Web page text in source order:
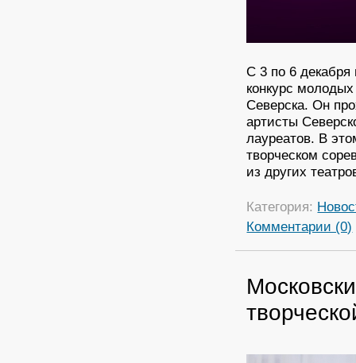
С 3 по 6
конкурс
Северска. Он
артисты
лауреатов. В
творческом
из других
Категория:
Комментарии (0)